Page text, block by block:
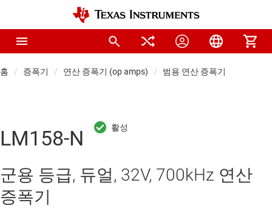
홈 증폭기 연산 증폭기 (op amps) 범용 연산 증폭기
LM158-N
군용 등급, 듀얼, 32V, 700kHz 연산
증폭기